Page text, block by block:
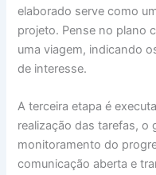
elaborado serve como
projeto. Pense no plano
uma viagem, indicando
de interesse.
A terceira etapa é
realização das tarefas, o
monitoramento do
comunicação aberta e